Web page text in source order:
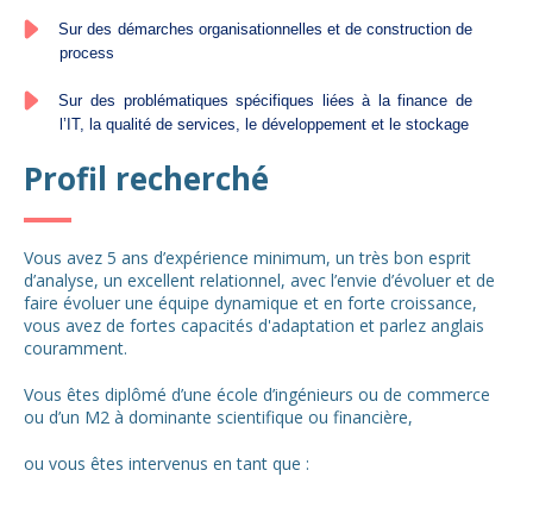
Sur des démarches organisationnelles et de construction de
process
Sur des problématiques spécifiques liées à la finance de
l’IT, la qualité de services, le développement et le stockage
Profil recherché
Vous avez 5 ans d’expérience minimum, un très bon esprit
d’analyse, un excellent relationnel, avec l’envie d’évoluer et de
faire évoluer une équipe dynamique et en forte croissance,
vous avez de fortes capacités d'adaptation et parlez anglais
couramment.
Vous êtes diplômé d’une école d’ingénieurs ou de commerce
ou d’un M2 à dominante scientifique ou financière,
ou vous êtes intervenus en tant que :